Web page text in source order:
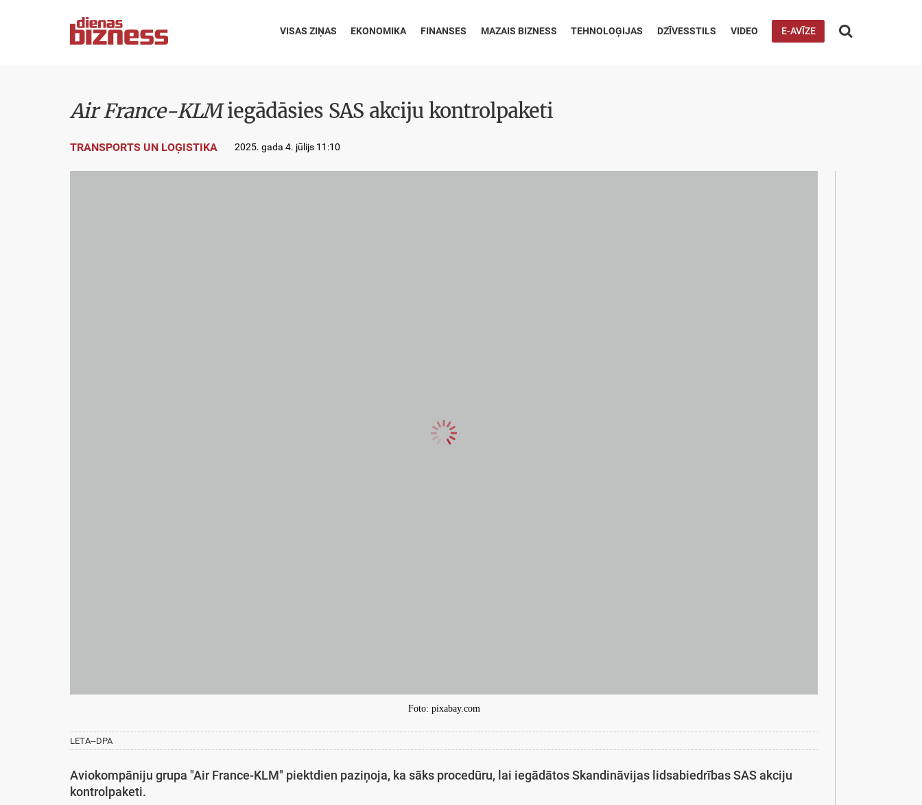
VISAS ZIŅAS EKONOMIKA FINANSES MAZAIS BIZNESS TEHNOLOĢIJAS DZĪVESSTILS VIDEO E-AVĪZE 
Air France-KLMiegādāsies SAS akciju kontrolpaketi
TRANSPORTS UN LOĢISTIKA 2025. gada 4. jūlijs 11:10
Foto: pixabay.com
LETA--DPA
Aviokompāniju grupa "Air France-KLM" piektdien paziņoja, ka sāks procedūru, lai iegādātos Skandināvijas lidsabiedrības SAS akciju
kontrolpaketi.